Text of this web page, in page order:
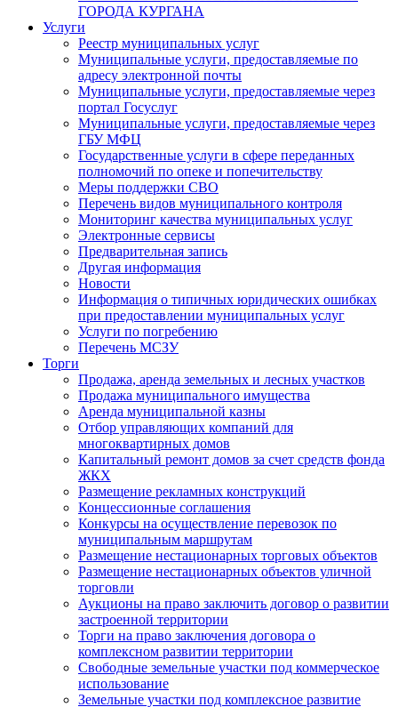
ГОРОДА КУРГАНА
Услуги
Реестр муниципальных услуг
Муниципальные услуги, предоставляемые по
адресу электронной почты
Муниципальные услуги, предоставляемые через
портал Госуслуг
Муниципальные услуги, предоставляемые через
ГБУ МФЦ
Государственные услуги в сфере переданных
полномочий по опеке и попечительству
Меры поддержки СВО
Перечень видов муниципального контроля
Мониторинг качества муниципальных услуг
Электронные сервисы
Предварительная запись
Другая информация
Новости
Информация о типичных юридических ошибках
при предоставлении муниципальных услуг
Услуги по погребению
Перечень МСЗУ
Торги
Продажа, аренда земельных и лесных участков
Продажа муниципального имущества
Аренда муниципальной казны
Отбор управляющих компаний для
многоквартирных домов
Капитальный ремонт домов за счет средств фонда
ЖКХ
Размещение рекламных конструкций
Концессионные соглашения
Конкурсы на осуществление перевозок по
муниципальным маршрутам
Размещение нестационарных торговых объектов
Размещение нестационарных объектов уличной
торговли
Аукционы на право заключить договор о развитии
застроенной территории
Торги на право заключения договора о
комплексном развитии территории
Свободные земельные участки под коммерческое
использование
Земельные участки под комплексное развитие